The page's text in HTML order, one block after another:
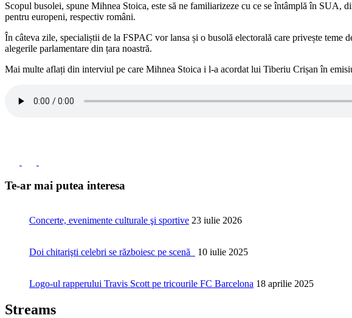
Scopul busolei, spune Mihnea Stoica, este să ne familiarizeze cu ce se întâmplă în SUA,
pentru europeni, respectiv români.
În câteva zile, specialiștii de la FSPAC vor lansa și o busolă electorală care privește
alegerile parlamentare din țara noastră.
Mai multe aflați din interviul pe care Mihnea Stoica i l-a acordat lui Tiberiu Crișan în
Te-ar mai putea interesa
Concerte, evenimente culturale şi sportive 23 iulie 2026
Doi chitarişti celebri se războiesc pe scenă 10 iulie 2025
Logo-ul rapperului Travis Scott pe tricourile FC Barcelona 18 aprilie 2025
Streams